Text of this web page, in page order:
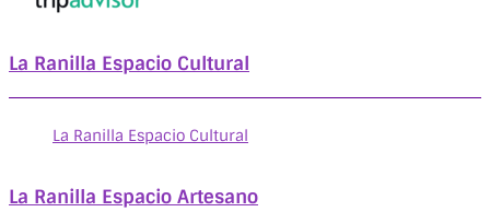
La Ranilla Espacio Cultural
La Ranilla Espacio Cultural
La Ranilla Espacio Artesano